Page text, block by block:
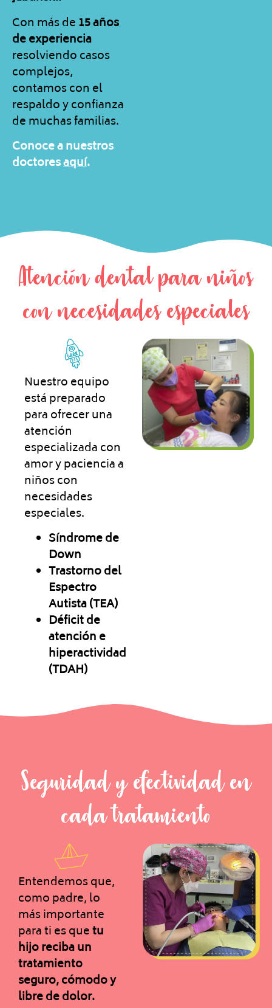
Con más de15 años
de experiencia
resolviendo casos
complejos,
contamos con el
respaldo y confianza
de muchas familias.
Conoce a nuestros
doctoresaquí.
Atención dental para niños
con necesidades especiales
Nuestro equipo
está preparado
para ofrecer una
atención
especializada con
amor y paciencia a
niños con
necesidades
especiales.
Síndrome de
Down
Trastorno del
Espectro
Autista (TEA)
Déficit de
atención e
hiperactividad
(TDAH)
Seguridad y efectividad en
cada tratamiento
Entendemos que,
como padre, lo
más importante
para ti es quetu
hijo reciba un
tratamiento
seguro, cómodo y
libre de dolor.